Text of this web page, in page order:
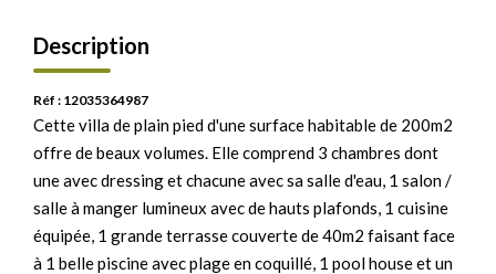
Description
Réf : 12035364987
Cette villa de plain pied d'une surface habitable de 200m2
offre de beaux volumes. Elle comprend 3 chambres dont
une avec dressing et chacune avec sa salle d'eau, 1 salon /
salle à manger lumineux avec de hauts plafonds, 1 cuisine
équipée, 1 grande terrasse couverte de 40m2 faisant face
à 1 belle piscine avec plage en coquillé, 1 pool house et un